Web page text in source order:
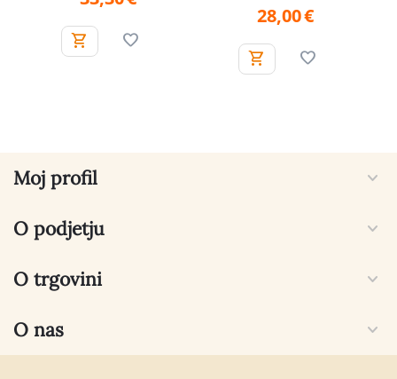
28,00€
Moj profil
O podjetju
O trgovini
O nas